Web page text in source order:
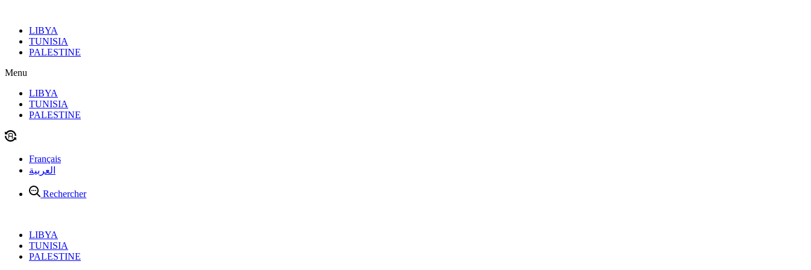
contenuLIBYA
TUNISIA
PALESTINE
Menu
LIBYA
TUNISIA
PALESTINE
Français
العربية
Rechercher
LIBYA
TUNISIA
PALESTINE